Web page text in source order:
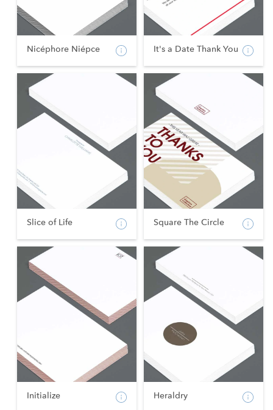
Nicéphore Niépce It's a Date Thank You
Slice of Life Square The Circle
Initialize Heraldry